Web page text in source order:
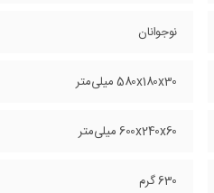
نوجوانان
580x180x30 میلی‌متر
600x240x60 میلی‌متر
630 گرم